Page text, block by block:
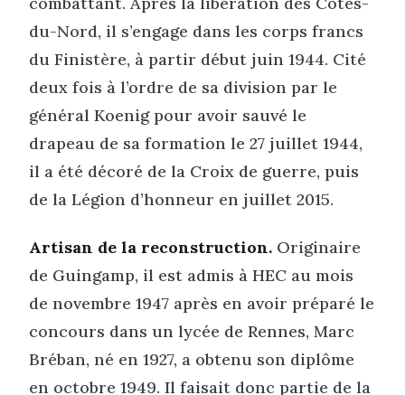
du-Nord, il s’engage dans les corps francs
du Finistère, à partir début juin 1944. Cité
deux fois à l’ordre de sa division par le
général Koenig pour avoir sauvé le
drapeau de sa formation le 27 juillet 1944,
il a été décoré de la Croix de guerre, puis
de la Légion d’honneur en juillet 2015.
Artisan de la reconstruction. Originaire
de Guingamp, il est admis à HEC au mois
de novembre 1947 après en avoir préparé le
concours dans un lycée de Rennes, Marc
Bréban, né en 1927, a obtenu son diplôme
en octobre 1949. Il faisait donc partie de la